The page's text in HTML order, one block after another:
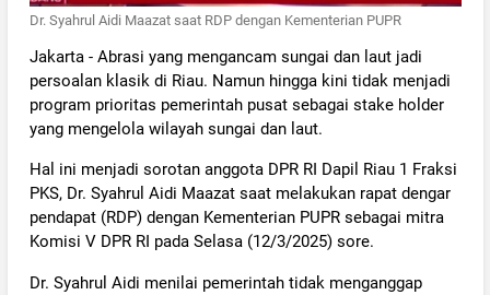
Dr. Syahrul Aidi Maazat saat RDP dengan Kementerian PUPR
Jakarta - Abrasi yang mengancam sungai dan laut jadi
persoalan klasik di Riau. Namun hingga kini tidak menjadi
program prioritas pemerintah pusat sebagai stake holder
yang mengelola wilayah sungai dan laut.
Hal ini menjadi sorotan anggota DPR RI Dapil Riau 1 Fraksi
PKS, Dr. Syahrul Aidi Maazat saat melakukan rapat dengar
pendapat (RDP) dengan Kementerian PUPR sebagai mitra
Komisi V DPR RI pada Selasa (12/3/2025) sore.
Dr. Syahrul Aidi menilai pemerintah tidak menganggap